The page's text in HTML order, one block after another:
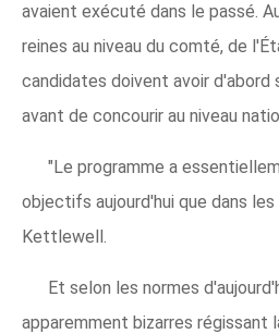
avaient exécuté dans le passé.
reines au niveau du comté, de
candidates doivent avoir d'abord
avant de concourir au niveau
"Le programme a
objectifs aujourd'hui que dans
Kettlewell.
Et selon les normes
apparemment bizarres régissant